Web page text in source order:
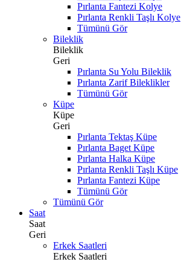
Pırlanta Fantezi Kolye
Pırlanta Renkli Taşlı Kolye
Tümünü Gör
Bileklik
Bileklik
Geri
Pırlanta Su Yolu Bileklik
Pırlanta Zarif Bileklikler
Tümünü Gör
Küpe
Küpe
Geri
Pırlanta Tektaş Küpe
Pırlanta Baget Küpe
Pırlanta Halka Küpe
Pırlanta Renkli Taşlı Küpe
Pırlanta Fantezi Küpe
Tümünü Gör
Tümünü Gör
Saat
Saat
Geri
Erkek Saatleri
Erkek Saatleri